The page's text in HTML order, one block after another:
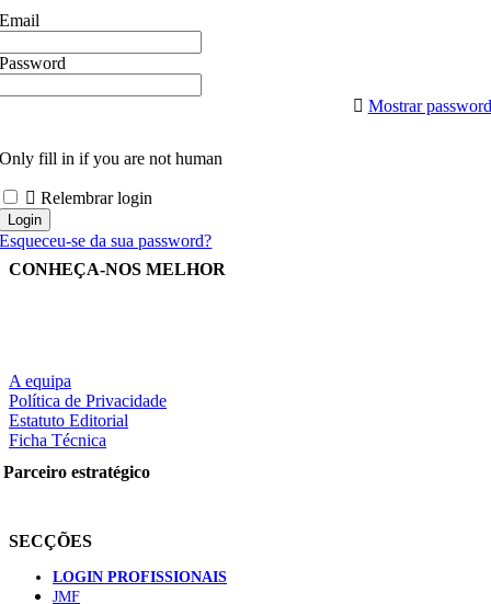
Email
Password
Mostrar password
Only fill in if you are not human
Relembrar login
Esqueceu-se da sua password?
CONHEÇA-NOS MELHOR
A equipa
Política de Privacidade
Estatuto Editorial
Ficha Técnica
Parceiro estratégico
SECÇÕES
LOGIN PROFISSIONAIS
JMF